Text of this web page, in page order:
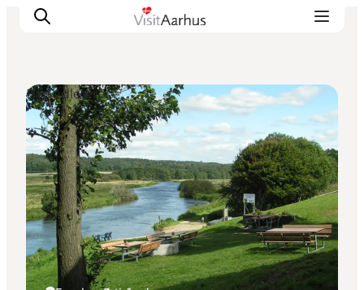
Oplevelser
Kalender
Byer og steder
Planlæg ferien
Transport
Bådudlejere